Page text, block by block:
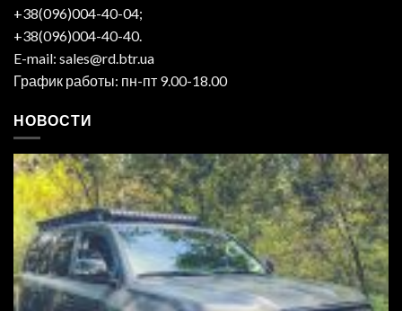
+38(096)004-40-04;
+38(096)004-40-40.
E-mail: sales@rd.btr.ua
График работы: пн-пт 9.00-18.00
НОВОСТИ